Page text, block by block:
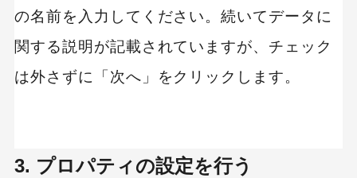
の名前を入力してください。続いてデータに
関する説明が記載されていますが、チェック
は外さずに「次へ」をクリックします。
3. プロパティの設定を行う